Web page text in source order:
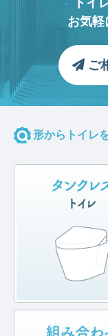
お気
ご
形からトイレ